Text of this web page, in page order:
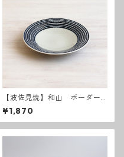
【波佐見焼】和山 ボーダー
柄 「藍駒」6寸皿
¥1,870